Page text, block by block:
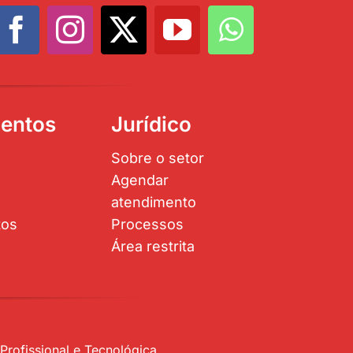
Jurídico
Sobre o setor
Agendar
atendimento
Processos
Área restrita
e Tecnológica